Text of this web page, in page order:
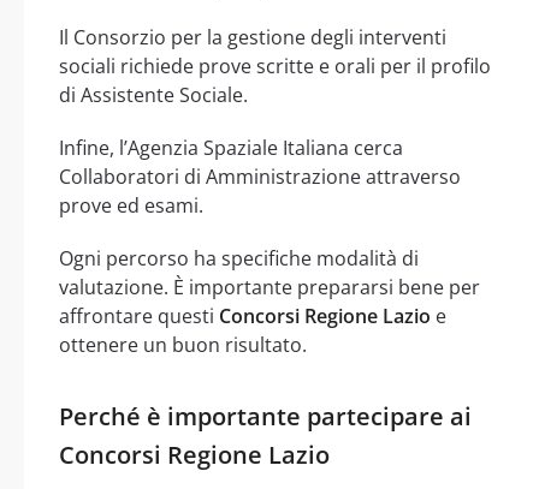
Il Consorzio per la gestione degli interventi
sociali richiede prove scritte e orali per il profilo
di Assistente Sociale.
Infine, l’Agenzia Spaziale Italiana cerca
Collaboratori di Amministrazione attraverso
prove ed esami.
Ogni percorso ha specifiche modalità di
valutazione. È importante prepararsi bene per
affrontare questi Concorsi Regione Lazio e
ottenere un buon risultato.
Perché è importante partecipare ai
Concorsi Regione Lazio